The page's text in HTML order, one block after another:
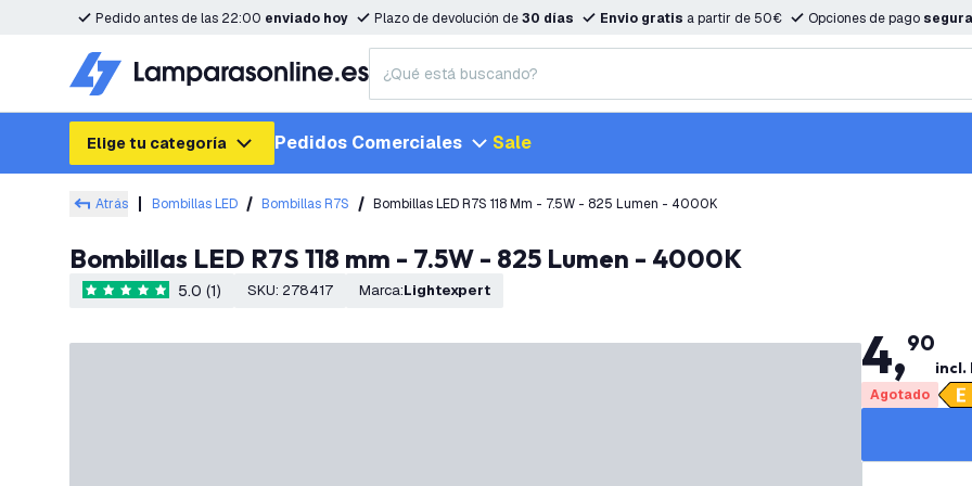
Pedido antes de las 22:00 enviado hoy Plazo de devolución de30 días Envio gratis a partir de 50€ Opciones de pago
Elige tu categoría Pedidos Comerciales Sale
Atrás Bombillas LED Bombillas R7S Bombillas LED R7S 118 Mm - 7.5W - 825 Lumen - 4000K
Bombillas LED R7S 118 mm - 7.5W - 825 Lumen - 4000K
5 estrellas de puntuación
5.0 (1) SKU: 278417 Marca: Lightexpert
4,90
incl.
Agotado